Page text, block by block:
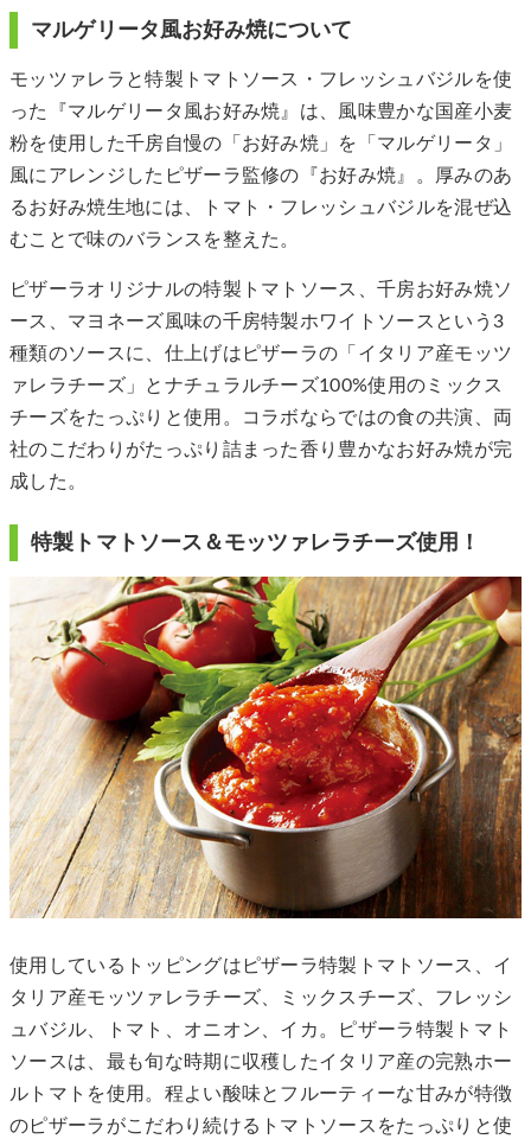
マルゲリータ風お好み焼について
モッツァレラと特製トマトソース・フレッシュバジルを使
った『マルゲリータ風お好み焼』は、風味豊かな国産小麦
粉を使用した千房自慢の「お好み焼」を「マルゲリータ」
風にアレンジしたピザーラ監修の『お好み焼』。厚みのあ
るお好み焼生地には、トマト・フレッシュバジルを混ぜ込
むことで味のバランスを整えた。
ピザーラオリジナルの特製トマトソース、千房お好み焼ソ
ース、マヨネーズ風味の千房特製ホワイトソースという3
種類のソースに、仕上げはピザーラの「イタリア産モッツ
ァレラチーズ」とナチュラルチーズ100%使用のミックス
チーズをたっぷりと使用。コラボならではの食の共演、両
社のこだわりがたっぷり詰まった香り豊かなお好み焼が完
成した。
特製トマトソース＆モッツァレラチーズ使用！
使用しているトッピングはピザーラ特製トマトソース、イ
タリア産モッツァレラチーズ、ミックスチーズ、フレッシ
ュバジル、トマト、オニオン、イカ。ピザーラ特製トマト
ソースは、最も旬な時期に収穫したイタリア産の完熟ホー
ルトマトを使用。程よい酸味とフルーティーな甘みが特徴
のピザーラがこだわり続けるトマトソースをたっぷりと使